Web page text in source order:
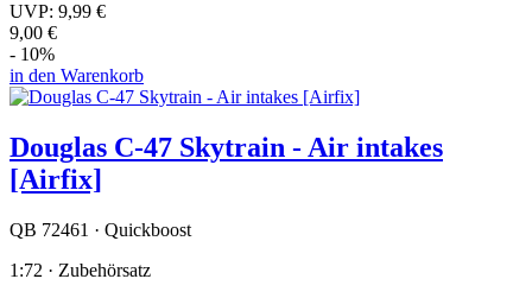
UVP: 9,99 €
9,00 €
- 10%
in den Warenkorb
Douglas C-47 Skytrain - Air intakes
[Airfix]
QB 72461 · Quickboost
1:72 · Zubehörsatz